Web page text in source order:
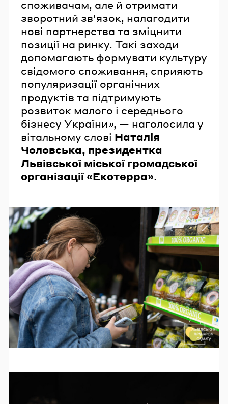
споживачам, але й отримати
зворотний зв'язок, налагодити
нові партнерства та зміцнити
позиції на ринку. Такі заходи
допомагають формувати культуру
свідомого споживання, сприяють
популяризації органічних
продуктів та підтримують
розвиток малого і середнього
бізнесу України», — наголосила у
вітальному слові Наталія
Чоловська, президентка
Львівської міської громадської
організації «Екотерра».